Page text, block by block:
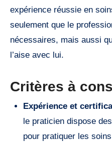
expérience réussie en
seulement que le
nécessaires, mais aussi
l’aise avec lui.
Critères à
Expérience et
le praticien dispose
pour pratiquer les